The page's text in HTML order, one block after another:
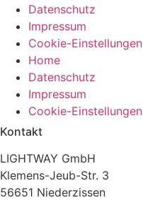
Datenschutz
Impressum
Cookie-Einstellungen
Home
Datenschutz
Impressum
Cookie-Einstellungen
Kontakt
LIGHTWAY GmbH
Klemens-Jeub-Str. 3
56651 Niederzissen